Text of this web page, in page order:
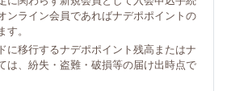
ンライン会員であればナデポポイントの
す。
に移行するナデポポイント残高またはナ
は、紛失・盗難・破損等の届け出時点で